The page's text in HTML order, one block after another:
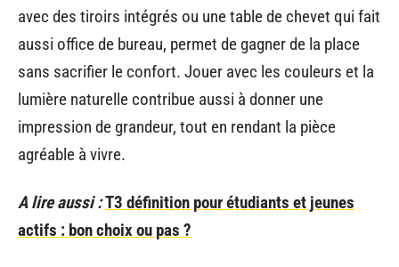
avec des tiroirs intégrés ou une table de chevet qui fait
aussi office de bureau, permet de gagner de la place
sans sacrifier le confort. Jouer avec les couleurs et la
lumière naturelle contribue aussi à donner une
impression de grandeur, tout en rendant la pièce
agréable à vivre.
A lire aussi :T3 définition pour étudiants et jeunes
actifs : bon choix ou pas ?